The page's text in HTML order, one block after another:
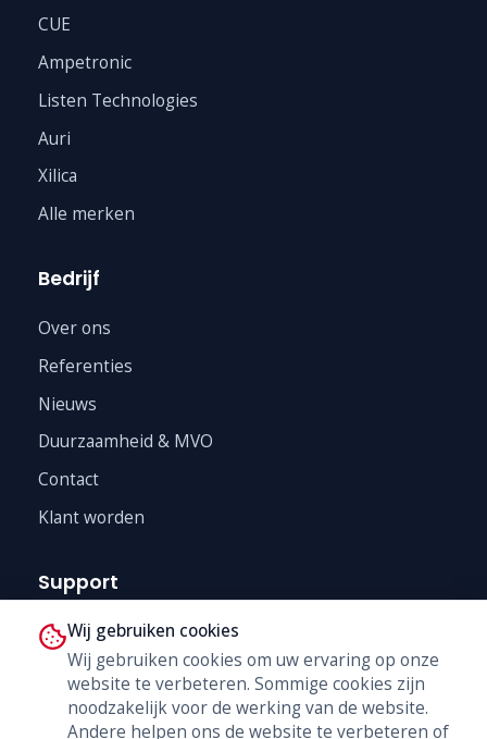
CUE
Ampetronic
Listen Technologies
Auri
Xilica
Alle merken
Bedrijf
Over ons
Referenties
Nieuws
Duurzaamheid & MVO
Contact
Klant worden
Support
Technische Dienst
Trainingen
B2B Shop
Wij gebruiken cookies
Wij gebruiken cookies om uw ervaring op onze
website te verbeteren. Sommige cookies zijn
noodzakelijk voor de werking van de website.
Andere helpen ons de website te verbeteren of